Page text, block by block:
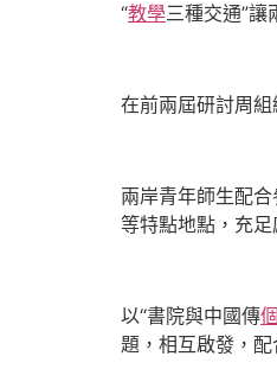
“教學三種交通”讓
在前兩屆研討周
兩岸青年師生配
等特點地點，充
以“書院與中國傳
題，相互啟發，配